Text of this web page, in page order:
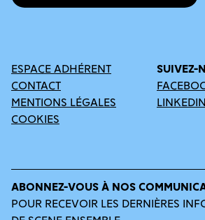
ESPACE ADHÉRENT
CONTACT
MENTIONS LÉGALES
COOKIES
SUIVEZ-
LINKEDIN
ABONNEZ-VOUS À NOS
POUR RECEVOIR LES DERNIÈRES